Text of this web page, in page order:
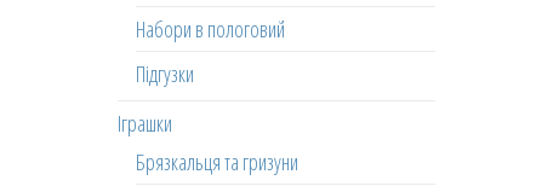
Набори в пологовий
Підгузки
Іграшки
Брязкальця та гризуни